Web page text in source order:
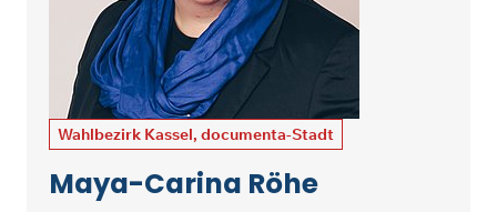
Wahlbezirk Kassel, documenta-Stadt
Maya-Carina Röhe